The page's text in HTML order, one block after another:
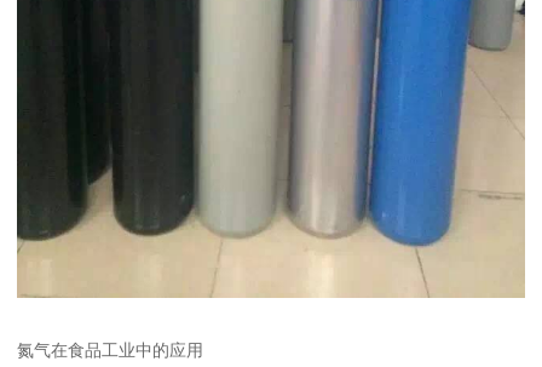
氮气在食品工业中的应用